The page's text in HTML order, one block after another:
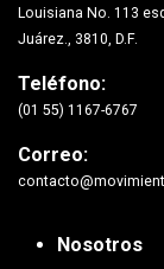
Louisiana No. 113
Juárez., 3810, D.F.
Teléfono:
(01 55) 1167-6767
Correo:
Nosotros